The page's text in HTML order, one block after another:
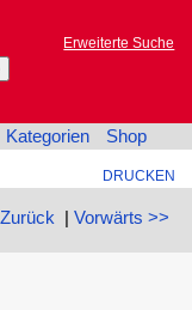
Erweiterte Suche
Kategorien Shop
DRUCKEN
| Vorwärts >>